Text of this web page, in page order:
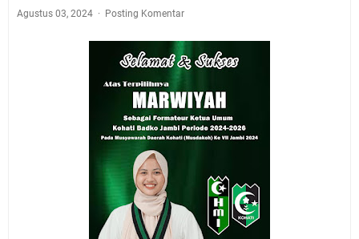
Agustus 03, 2024 Posting Komentar